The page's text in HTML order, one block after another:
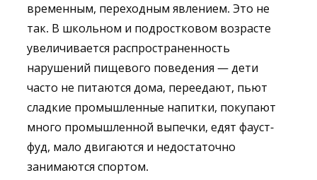
временным, переходным явлением. Это не
так. В школьном и подростковом возрасте
увеличивается распространенность
нарушений пищевого поведения — дети
часто не питаются дома, переедают, пьют
сладкие промышленные напитки, покупают
много промышленной выпечки, едят фауст-
фуд, мало двигаются и недостаточно
занимаются спортом.